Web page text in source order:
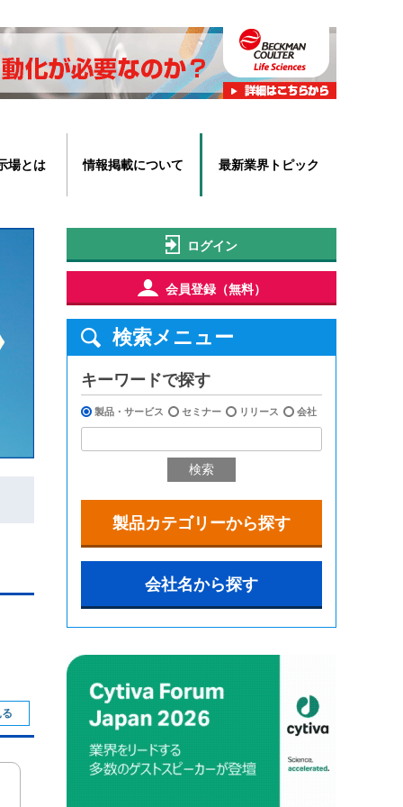
場とは 情報掲載について 最新業界トピック
ログイン
会員登録（無料）
検索メニュー
キーワードで探す
製品・サービス セミナー リリース 会社
検索
製品カテゴリーから探す
会社名から探す